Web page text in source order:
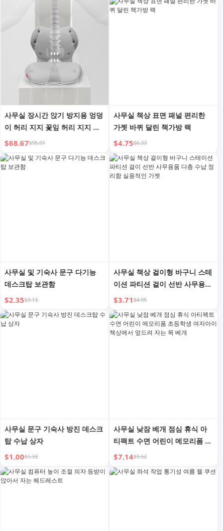
사무실 장시간 앉기 방지용 엉덩
이 허리 지지 꽃잎 허리 지지 좌
석
$68.67$95.91
사무실 책상 표면 패널 편리한
가젯 바퀴 달린 책가방 랙
$4.75$6.33
사무실 및 기숙사 문구 다기능
데스크탑 보관함
$2.35$3.13
사무실 책상 걸이형 바구니 스테
이션 파티션 걸이 선반 사무용품
다층 수납 정리함 실용적인 가젯
$3.71$4.95
사무실 문구 기숙사 방진 데스크
탑 수납 상자
$1.00$1.33
사무실 낮잠 베개 점심 휴식 아
티팩트 수면 어린이 메모리폼 초
등학생 여자아이 책상에서 엎드
려 자는 목 베개
$7.14$9.52